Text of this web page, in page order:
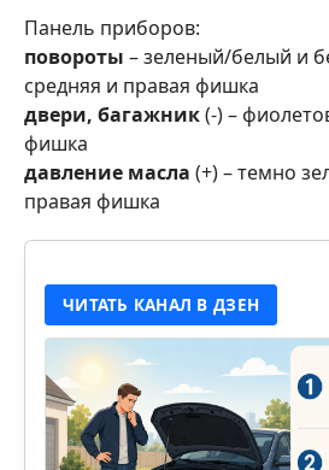
Панель приборов:
повороты – зеленый/белый и
средняя и правая фишка
двери, багажник(-) –
фишка
давление масла (+) – темно
правая фишка
ЧИТАТЬ КАНАЛ В ДЗЕН